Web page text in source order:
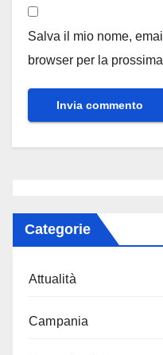
Salva il mio nome,
browser per la
Categorie
Attualità
Campania